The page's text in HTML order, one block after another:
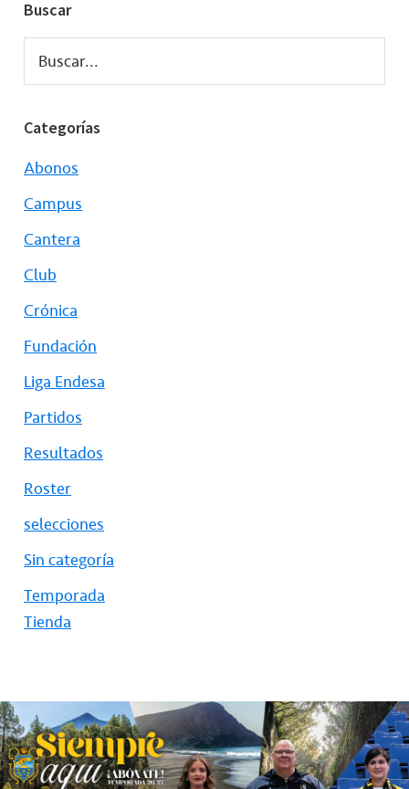
Buscar
Buscar...
Categorías
Abonos
Campus
Cantera
Club
Crónica
Fundación
Liga Endesa
Partidos
Resultados
Roster
selecciones
Sin categoría
Temporada
Tienda